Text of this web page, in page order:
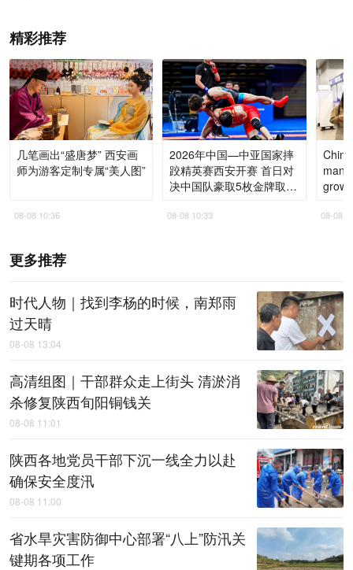
精彩推荐
几笔画出“盛唐梦” 西安画
师为游客定制专属“美人图”
08-08 10:36
2026年中国—中亚国家摔
跤精英赛西安开赛 首日对
决中国队豪取5枚金牌取
08-08 10:33 08-08
更多推荐
时代人物｜找到李杨的时候，南郑雨
过天晴
08-08 13:04
高清组图｜干部群众走上街头 清淤消
杀修复陕西旬阳铜钱关
08-08 11:01
陕西各地党员干部下沉一线全力以赴
确保安全度汛
08-08 11:00
省水旱灾害防御中心部署“八上”防汛关
键期各项工作